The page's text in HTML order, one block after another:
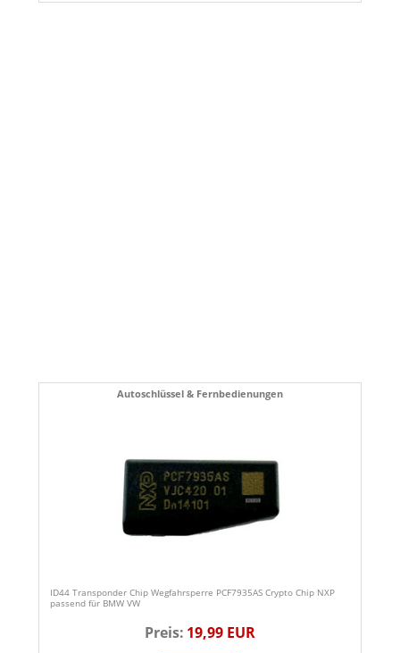
Autoschlüssel & Fernbedienungen
ID44 Transponder Chip Wegfahrsperre PCF7935AS Crypto Chip NXP
passend für BMW VW
Preis: 19,99 EUR